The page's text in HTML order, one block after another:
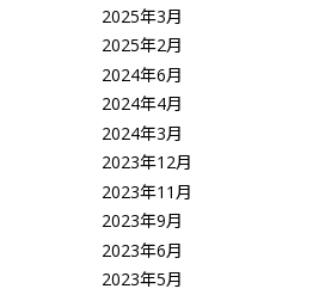
2025年3月
2025年2月
2024年6月
2024年4月
2024年3月
2023年12月
2023年11月
2023年9月
2023年6月
2023年5月